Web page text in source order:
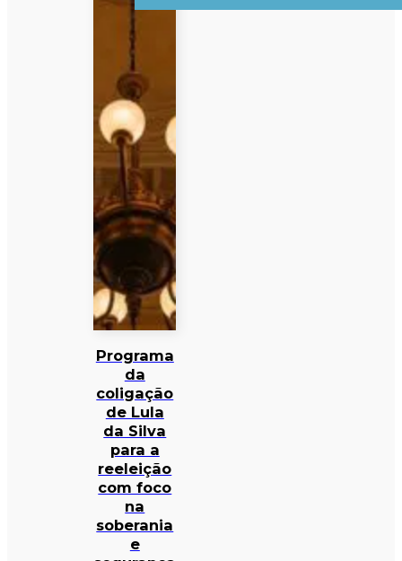
Programa
da
coligação
de Lula
da Silva
para a
reeleição
com foco
na
soberania
e